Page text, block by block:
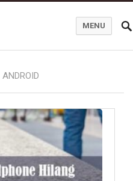
MENU
ANDROID